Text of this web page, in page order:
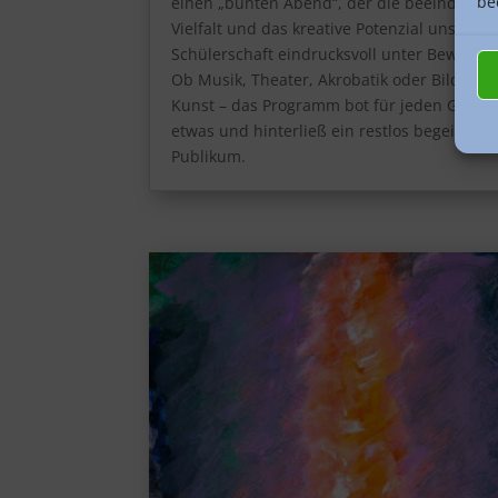
Vielfalt und das kreative Potenzial unserer
Schülerschaft eindrucksvoll unter Beweis
Ob Musik, Theater, Akrobatik oder Bildende
Kunst – das Programm bot für jeden
etwas und hinterließ ein restlos begeistertes
Publikum.